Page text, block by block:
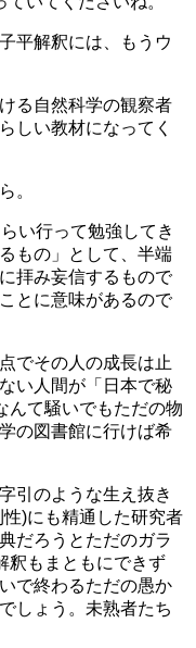
平解釈には、もうウ
る自然科学の観察者
しい教材になってく
。
い行って勉強してき
もの」として、半端
拝み妄信するもので
とに意味があるので
でその人の成長は止
い人間が「日本で秘
んて騒いでもただの物
の図書館に行けば希
引のような生え抜き
)にも精通した研究者
だろうとただのガラ
釈もまともにできず
で終わるただの愚か
しょう。未熟者たち